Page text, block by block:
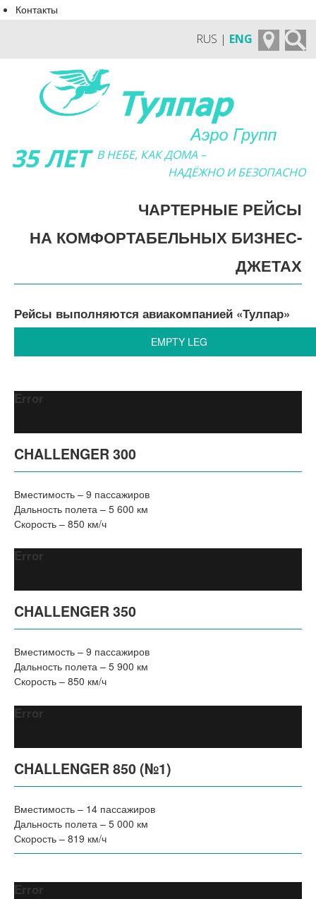
Контакты
RUS | ENG
35 ЛЕТ В НЕБЕ, КАК ДОМА –
НАДЁЖНО И БЕЗОПАСНО
ЧАРТЕРНЫЕ РЕЙСЫ
НА КОМФОРТАБЕЛЬНЫХ БИЗНЕС-
ДЖЕТАХ
Рейсы выполняются авиакомпанией «Тулпар»
EMPTY LEG
Error
CHALLENGER 300
Вместимость – 9 пассажиров
Дальность полета – 5 600 км
Скорость – 850 км/ч
Error
CHALLENGER 350
Вместимость – 9 пассажиров
Дальность полета – 5 900 км
Скорость – 850 км/ч
Error
CHALLENGER 850 (№1)
Вместимость – 14 пассажиров
Дальность полета – 5 000 км
Скорость – 819 км/ч
Error